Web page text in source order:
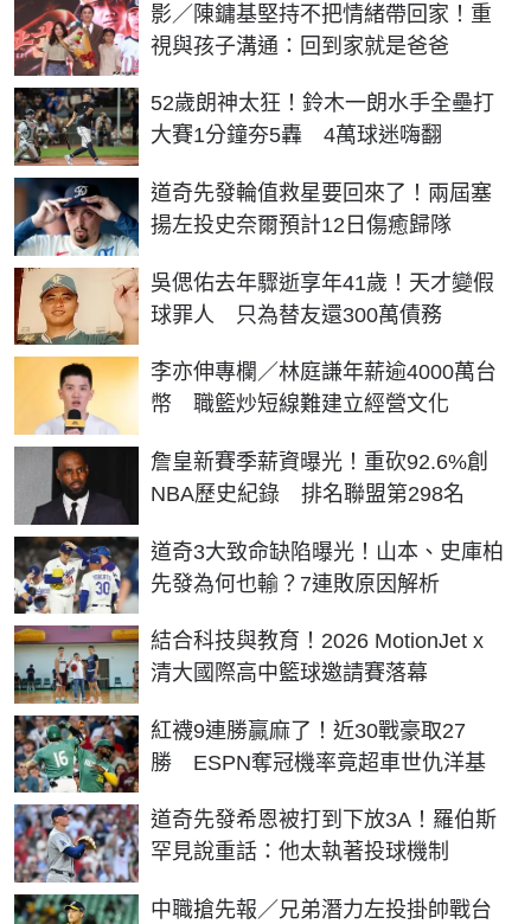
影／陳鏞基堅持不把情緒帶回家！重
視與孩子溝通：回到家就是爸爸
52歲朗神太狂！鈴木一朗水手全壘打
大賽1分鐘夯5轟 4萬球迷嗨翻
道奇先發輪值救星要回來了！兩屆塞
揚左投史奈爾預計12日傷癒歸隊
吳偲佑去年驟逝享年41歲！天才變假
球罪人 只為替友還300萬債務
李亦伸專欄／林庭謙年薪逾4000萬台
幣 職籃炒短線難建立經營文化
詹皇新賽季薪資曝光！重砍92.6%創
NBA歷史紀錄 排名聯盟第298名
道奇3大致命缺陷曝光！山本、史庫柏
先發為何也輸？7連敗原因解析
結合科技與教育！2026 MotionJet x
清大國際高中籃球邀請賽落幕
紅襪9連勝贏麻了！近30戰豪取27
勝 ESPN奪冠機率竟超車世仇洋基
道奇先發希恩被打到下放3A！羅伯斯
罕見說重話：他太執著投球機制
中職搶先報／兄弟潛力左投掛帥戰台